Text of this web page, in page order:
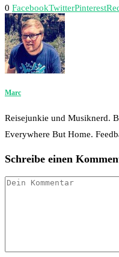
0 FacebookTwitterPinterest
Marc
Reisejunkie und Musiknerd.
Everywhere But Home.
Schreibe einen